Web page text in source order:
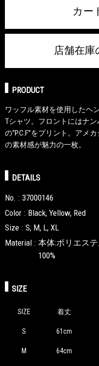
カー
店舗在庫
PRODUCT
ワッフル素材を使用したヘ
Tシャツ。フロントにはナ
の“P.C.F”をプリント。アメ
の素材感が魅力の一枚。
DETAILS
No.
37000146
Color
Black, Yellow, Red
Size
S, M, L, XL
Material
本体:ポリエス
100%
SIZE
SIZE 着丈
S 61cm
M 64cm